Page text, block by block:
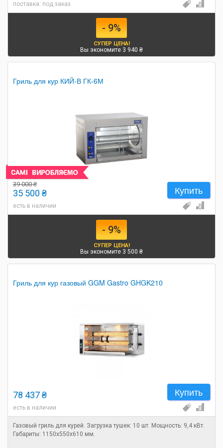
поставка: под заказ
- 9%
СУПЕР ЦЕНА!
Вы экономите 3 940 ₴
Гриль для кур КИЙ-В ГК-6М
Купить
39 000 ₴
35 500 ₴
есть в наличии
- 9%
СУПЕР ЦЕНА!
Вы экономите 3 500 ₴
Гриль для кур газовый GGM Gastro GHGK210
Купить
78 437 ₴
есть в наличии
Газовый гриль для курей. Загрузка тушек: 10 шт. Мощность: 9,4 кВт.
Габариты: 1150х550х610 мм.